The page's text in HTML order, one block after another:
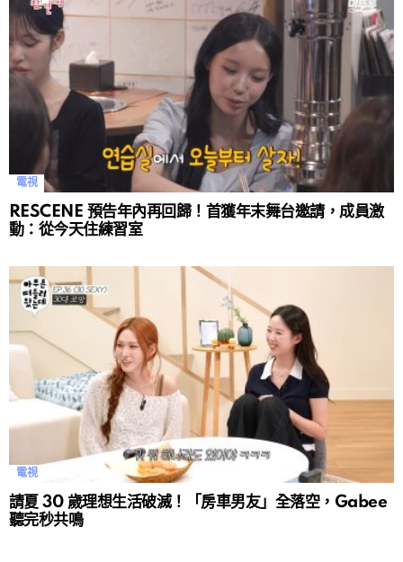
電視
RESCENE 預告年內再回歸！首獲年末舞台邀請，成員激
動：從今天住練習室
電視
請夏 30 歲理想生活破滅！「房車男友」全落空，Gabee
聽完秒共鳴